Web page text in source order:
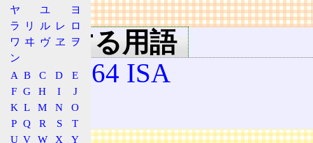
リンク
関連する用語
AMD64 ISA
x64
ヤ
ユ
ヨ
ラ
リ ル レ ロ
ワ ヰ ヴ ヱ
ヲ
ン
A B C D
E
F G H I
J
K L M N
O
P Q R S
T
U V W X
Y